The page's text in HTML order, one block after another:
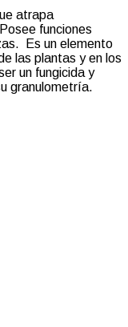
atrapa
funciones
Es un elemento
las plantas y en los
un fungicida y
granulometría.